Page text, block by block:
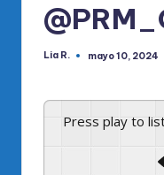
M
Publicado
Lia R. mayo 10, 2024
Press play to